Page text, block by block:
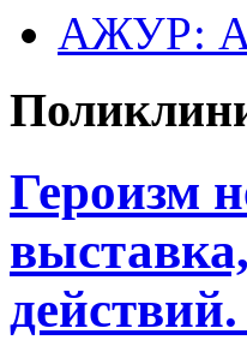
АЖУР:
Героизм